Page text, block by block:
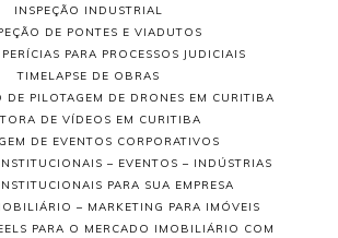
INSPEÇÃO INDUSTRIAL
DE PONTES E VIADUTOS
PARA PROCESSOS JUDICIAIS
TIMELAPSE DE OBRAS
DE PILOTAGEM DE DRONES EM CURITIBA
DE VÍDEOS EM CURITIBA
DE EVENTOS CORPORATIVOS
– EVENTOS – INDÚSTRIAS
PARA SUA EMPRESA
– MARKETING PARA IMÓVEIS
PARA O MERCADO IMOBILIÁRIO COM